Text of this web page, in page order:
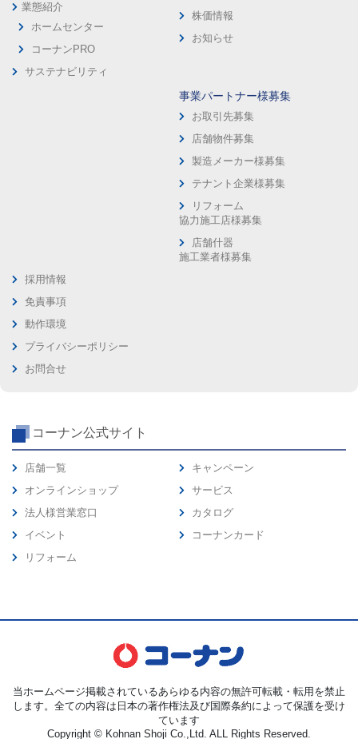
業態紹介
ホームセンター
コーナンPRO
サステナビリティ
株価情報
お知らせ
事業パートナー様募集
お取引先募集
店舗物件募集
製造メーカー様募集
テナント企業様募集
リフォーム
協力施工店様募集
店舗什器
施工業者様募集
採用情報
免責事項
動作環境
プライバシーポリシー
お問合せ
コーナン公式サイト
店舗一覧
オンラインショップ
法人様営業窓口
イベント
リフォーム
キャンペーン
サービス
カタログ
コーナンカード
当ホームページ掲載されているあらゆる内容の無許可転載・転用を禁止
します。全ての内容は日本の著作権法及び国際条約によって保護を受け
ています
Copyright © Kohnan Shoji Co.,Ltd. ALL Rights Reserved.